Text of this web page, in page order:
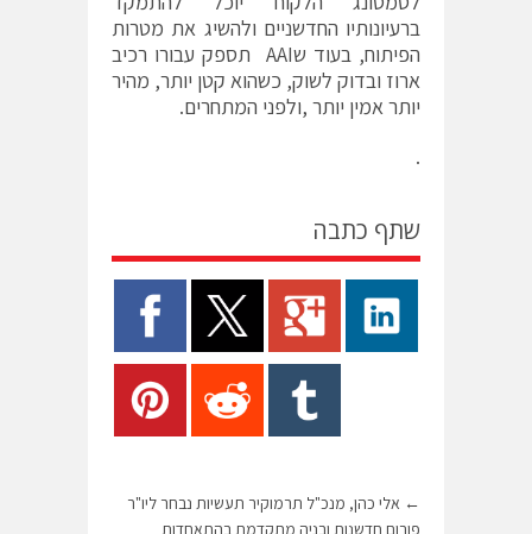
ברעיונותיו החדשניים ולהשיג את מטרות
הפיתוח, בעוד שAAI תספק עבורו רכיב
ארוז ובדוק לשוק, כשהוא קטן יותר, מהיר
יותר אמין יותר ,ולפני המתחרים.
.
שתף כתבה
← אלי כהן, מנכ"ל תרמוקיר תעשיות נבחר ליו"ר
פורום חדשנות ובניה מתקדמת בהתאחדות